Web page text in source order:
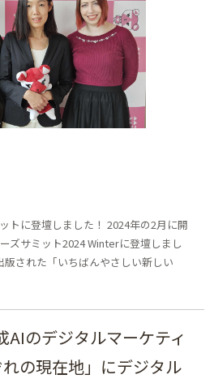
トに登壇しました！ 2024年の2月に開
ズサミット2024 Winterに登壇しまし
版された「いちばんやさしい新しい
AIのデジタルマーケティ
の現在地」にデジタル